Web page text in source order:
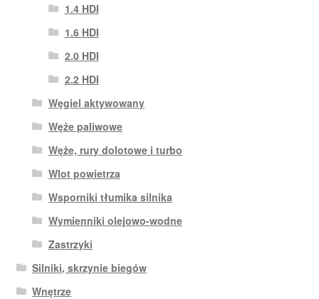
1.4 HDI
1.6 HDI
2.0 HDI
2.2 HDI
Węgiel aktywowany
Węże paliwowe
Węże, rury dolotowe i turbo
Wlot powietrza
Wsporniki tłumika silnika
Wymienniki olejowo-wodne
Zastrzyki
Silniki, skrzynie biegów
Wnętrze